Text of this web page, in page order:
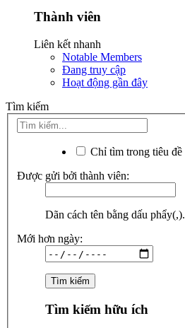
Thành viên
Liên kết nhanh
Notable Members
Đang truy cập
Hoạt động gần đây
Tìm kiếm
Chỉ tìm trong tiêu đề
Được gửi bởi thành viên:
Dãn cách tên bằng dấu phẩy(,).
Mới hơn ngày:
Tìm kiếm hữu ích